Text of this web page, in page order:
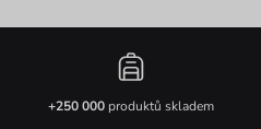
+250 000produktů skladem